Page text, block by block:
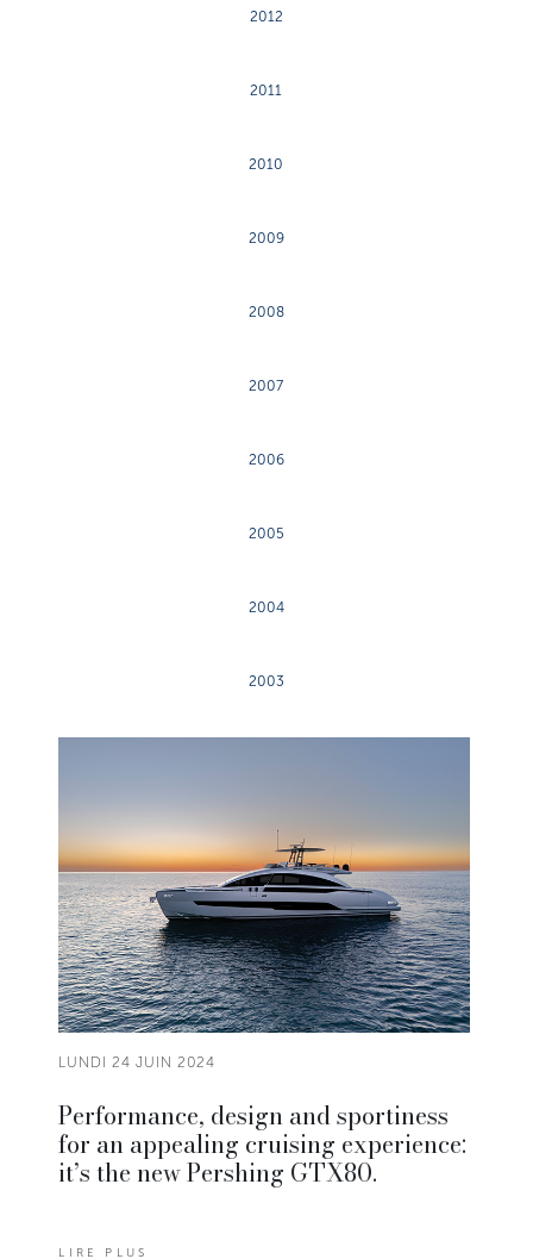
2012
2011
2010
2009
2008
2007
2006
2005
2004
2003
LUNDI 24 JUIN 2024
Performance, design and sportiness
for an appealing cruising experience:
it’s the new Pershing GTX80.
LIRE PLUS